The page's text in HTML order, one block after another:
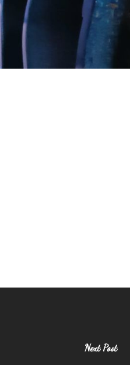
Next Post